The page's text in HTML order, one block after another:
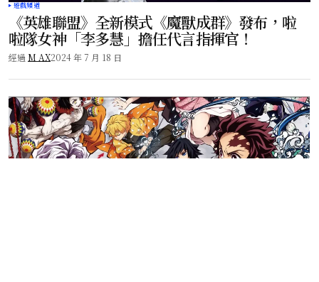
遊戲頻道
《英雄聯盟》全新模式《魔獸成群》發布，啦
啦隊女神「李多慧」擔任代言指揮官！
經過 M AX2024 年 7 月 18 日